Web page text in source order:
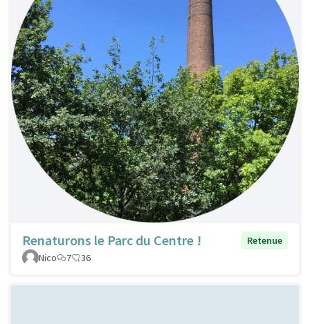
Renaturons le Parc du Centre !
Retenue
Nico
7 36